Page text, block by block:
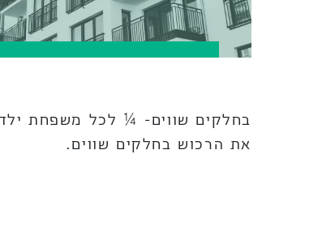
בחלקים שווים- ¼ לכל משפחת
את הרכוש בחלקים שווים.